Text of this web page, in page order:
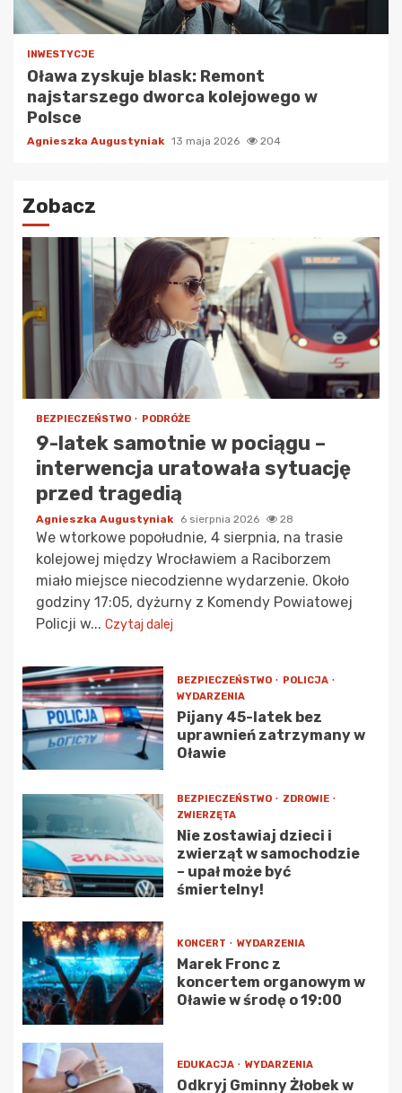
INWESTYCJE
Oława zyskuje blask: Remont
najstarszego dworca kolejowego w
Polsce
Agnieszka Augustyniak 13 maja 2026 204
Zobacz
BEZPIECZEŃSTWO PODRÓŻE
9-latek samotnie w pociągu –
interwencja uratowała sytuację
przed tragedią
Agnieszka Augustyniak 6 sierpnia 2026 28
We wtorkowe popołudnie, 4 sierpnia, na trasie
kolejowej między Wrocławiem a Raciborzem
miało miejsce niecodzienne wydarzenie. Około
godziny 17:05, dyżurny z Komendy Powiatowej
Policji w... Czytaj dalej
BEZPIECZEŃSTWO
POLICJA
WYDARZENIA
Pijany 45-latek bez
uprawnień zatrzymany w
Oławie
BEZPIECZEŃSTWO
ZDROWIE
ZWIERZĘTA
Nie zostawiaj dzieci i
zwierząt w samochodzie
– upał może być
śmiertelny!
KONCERT WYDARZENIA
Marek Fronc z
koncertem organowym w
Oławie w środę o 19:00
EDUKACJA WYDARZENIA
Odkryj Gminny Żłobek w